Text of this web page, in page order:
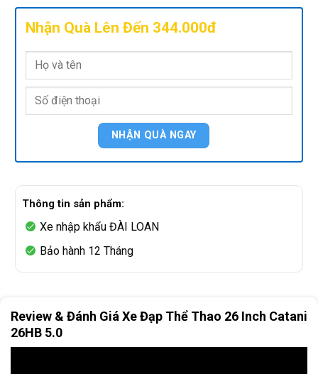
Nhận Quà Lên Đến 344.000đ
Thông tin sản phẩm:
Xe nhập khẩu ĐÀI LOAN
Bảo hành 12 Tháng
Review & Đánh Giá Xe Đạp Thể Thao 26 Inch Catani
26HB 5.0